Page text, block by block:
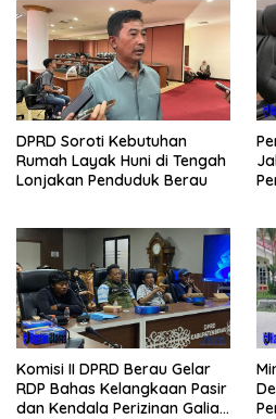
DPRD Soroti Kebutuhan
Rumah Layak Huni di Tengah
Lonjakan Penduduk Berau
Komisi II DPRD Berau Gelar
RDP Bahas Kelangkaan Pasir
dan Kendala Perizinan Galian